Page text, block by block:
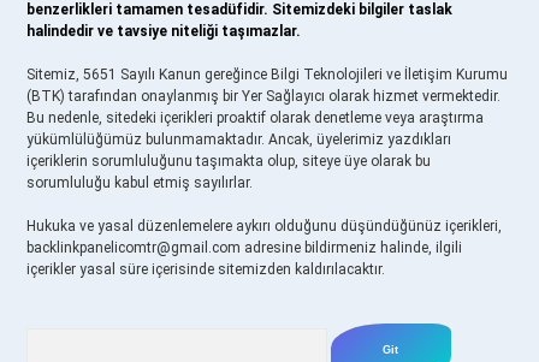
benzerlikleri tamamen tesadüfidir. Sitemizdeki bilgiler taslak
halindedir ve tavsiye niteliği taşımazlar.
Sitemiz, 5651 Sayılı Kanun gereğince Bilgi Teknolojileri ve İletişim Kurumu
(BTK) tarafından onaylanmış bir Yer Sağlayıcı olarak hizmet vermektedir.
Bu nedenle, sitedeki içerikleri proaktif olarak denetleme veya araştırma
yükümlülüğümüz bulunmamaktadır. Ancak, üyelerimiz yazdıkları
içeriklerin sorumluluğunu taşımakta olup, siteye üye olarak bu
sorumluluğu kabul etmiş sayılırlar.
Hukuka ve yasal düzenlemelere aykırı olduğunu düşündüğünüz içerikleri,
backlinkpanelicomtr@gmail.com adresine bildirmeniz halinde, ilgili
içerikler yasal süre içerisinde sitemizden kaldırılacaktır.